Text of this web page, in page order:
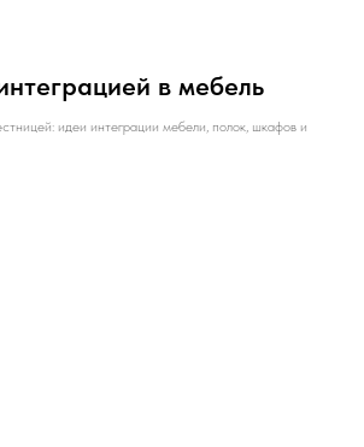
в мебель
идеи интеграции мебели, полок, шкафов и